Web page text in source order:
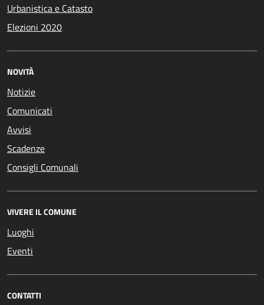
Urbanistica e Catasto
Elezioni 2020
NOVITÀ
Notizie
Comunicati
Avvisi
Scadenze
Consigli Comunali
VIVERE IL COMUNE
Luoghi
Eventi
CONTATTI